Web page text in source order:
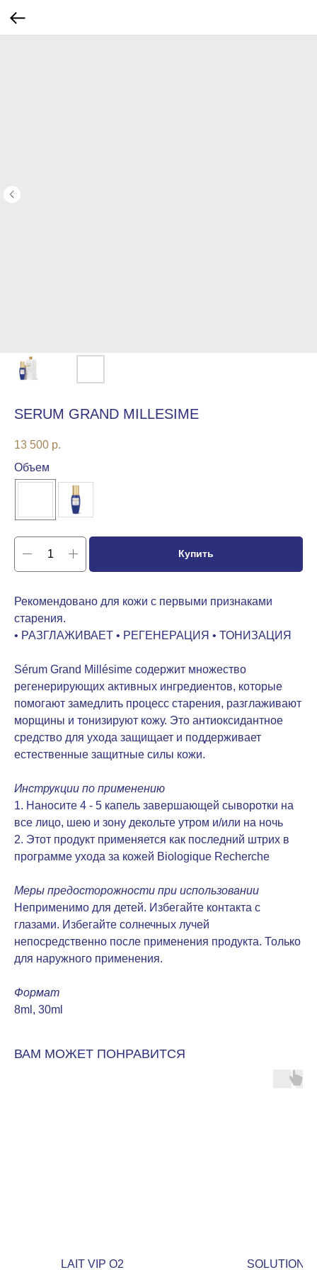
SERUM GRAND MILLESIME
13 500 р.
Объем
Купить
Рекомендовано для кожи с первыми признаками
старения.
• РАЗГЛАЖИВАЕТ • РЕГЕНЕРАЦИЯ • ТОНИЗАЦИЯ
Sérum Grand Millésime содержит множество
регенерирующих активных ингредиентов, которые
помогают замедлить процесс старения, разглаживают
морщины и тонизируют кожу. Это антиоксидантное
средство для ухода защищает и поддерживает
естественные защитные силы кожи.
Инструкции по применению
1. Наносите 4 - 5 капель завершающей сыворотки на
все лицо, шею и зону декольте утром и/или на ночь
2. Этот продукт применяется как последний штрих в
программе ухода за кожей Biologique Recherche
Меры предосторожности при использовании
Неприменимо для детей. Избегайте контакта с
глазами. Избегайте солнечных лучей
непосредственно после применения продукта. Только
для наружного применения.
Формат
8ml, 30ml
ВАМ МОЖЕТ ПОНРАВИТСЯ
LAIT VIP O2 SOLUTION